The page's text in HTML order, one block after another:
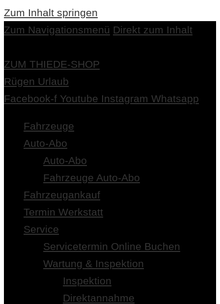
Zum Inhalt springen
Zum Navigationsmenü Direkt zum Inhalt
ZUM THIEDE-SHOP
Rügen Urlaub
Facebook-f Youtube Instagram Whatsapp
Fahrzeuge
Auto-Abo
Auto-Abo
Fahrzeuge Auto-Abo
Fahrzeugankauf
Termin Werkstatt
Service
Servicetermin Online Buchen
Wartung & Inspektion
Inspektion
Direktannahme